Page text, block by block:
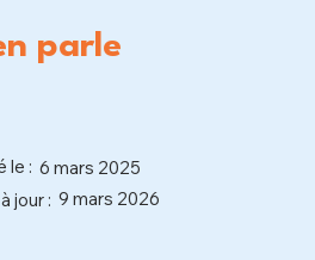
parle
le : 6 mars 2025
jour : 9 mars 2026